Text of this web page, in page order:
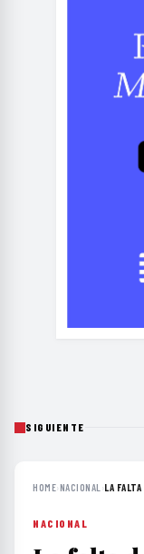
SIGUIENTE
HOME›NACIONAL ›LA
NACIONAL